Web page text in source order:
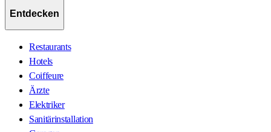
Entdecken
Restaurants
Hotels
Coiffeure
Ärzte
Elektriker
Sanitärinstallation